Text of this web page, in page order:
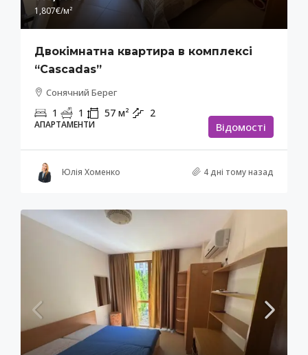
1,807€/м²
Двокімнатна квартира в комплексі
“Cascadas”
Сонячний Берег
1 1 57 м² 2
АПАРТАМЕНТИ Відомості
Юлія Хоменко 4 дні тому назад